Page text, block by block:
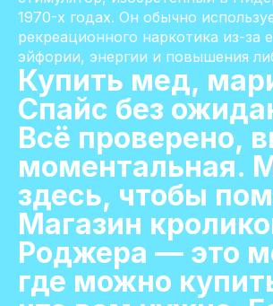
1970-х годах. Он обычно
рекреационного наркотика из-за
эйфории, энергии и повышения
Купить мед,
Спайс без
Всё проверено,
моментальная.
здесь, чтобы
Магазин
Роджера — это
где можно